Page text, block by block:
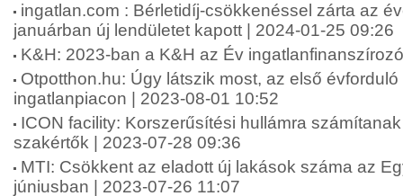
ingatlan.com : Bérletidíj-csökkenéssel zárta az
januárban új lendületet kapott | 2024-01-25 09:26
K&H: 2023-ban a K&H az Év
Otpotthon.hu: Úgy látszik most, az első
ingatlanpiacon | 2023-08-01 10:52
ICON facility: Korszerűsítési hullámra
szakértők | 2023-07-28 09:36
MTI: Csökkent az eladott új lakások száma az
júniusban | 2023-07-26 11:07